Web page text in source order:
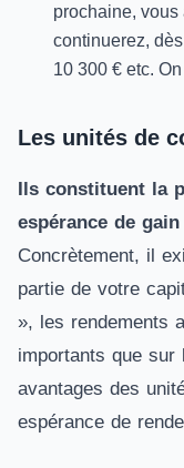
prochaine, vous
continuerez,
10 300 € etc.
Les unités de
Ils constituent la
espérance de
Concrètement, il
partie de votre
», les rendements
importants que sur
avantages des
espérance de